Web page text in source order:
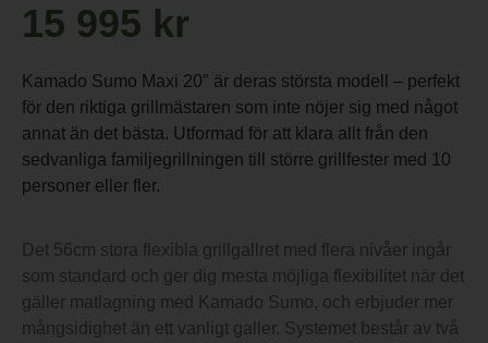
15 995 kr
Kamado Sumo Maxi 20″ är deras största modell – perfekt
för den riktiga grillmästaren som inte nöjer sig med något
annat än det bästa. Utformad för att klara allt från den
sedvanliga familjegrillningen till större grillfester med 10
personer eller fler.
Det 56cm stora flexibla grillgallret med flera nivåer ingår
som standard och ger dig mesta möjliga flexibilitet när det
gäller matlagning med Kamado Sumo, och erbjuder mer
mångsidighet än ett vanligt galler. Systemet består av två